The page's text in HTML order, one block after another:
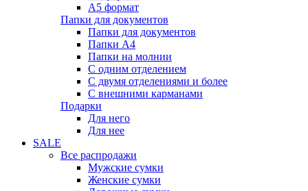
А5 формат
Папки для документов
Папки для документов
Папки А4
Папки на молнии
С одним отделением
С двумя отделениями и более
С внешними карманами
Подарки
Для него
Для нее
SALE
Все распродажи
Мужские сумки
Женские сумки